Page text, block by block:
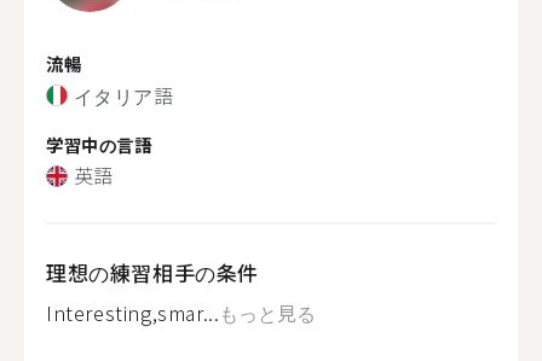
流暢
イタリア語
学習中の言語
英語
理想の練習相手の条件
Interesting,smar...もっと見る